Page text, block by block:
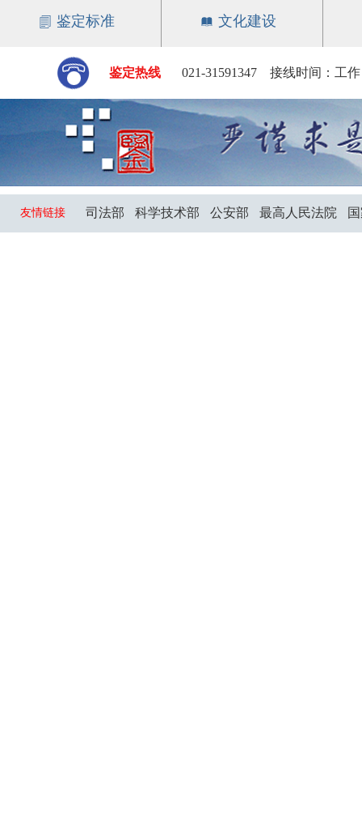
鉴定标准 文化建设
鉴定热线 021-31591347 接线时间：工
友情链接 司法部 科学技术部 公安部 最高人民法院